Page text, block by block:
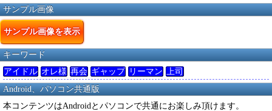
サンプル画像
サンプル画像を表示
キーワード
アイドル オレ様 再会 ギャップ リーマン 上司
Android、パソコン共通版
本コンテンツはAndroidとパソコンで共通にお楽しみ頂けます。